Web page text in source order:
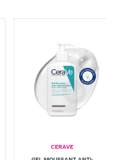
CERAVE